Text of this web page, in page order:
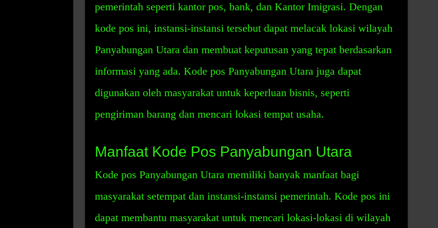
pemerintah seperti kantor pos, bank, dan Kantor Imigrasi. Dengan
kode pos ini, instansi-instansi tersebut dapat melacak lokasi wilayah
Panyabungan Utara dan membuat keputusan yang tepat berdasarkan
informasi yang ada. Kode pos Panyabungan Utara juga dapat
digunakan oleh masyarakat untuk keperluan bisnis, seperti
pengiriman barang dan mencari lokasi tempat usaha.
Manfaat Kode Pos Panyabungan Utara
Kode pos Panyabungan Utara memiliki banyak manfaat bagi
masyarakat setempat dan instansi-instansi pemerintah. Kode pos ini
dapat membantu masyarakat untuk mencari lokasi-lokasi di wilayah